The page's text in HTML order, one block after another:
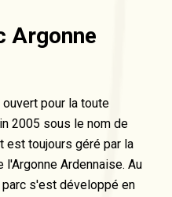
Argonne
pour la toute
2005 sous le nom de
est toujours géré par la
l'Argonne Ardennaise. Au
s'est développé en